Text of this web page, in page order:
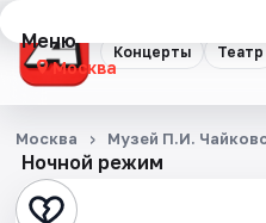
Концерты Театр
Меню
Москва
Концерты
Театр
Ночной режим
Москва Музей П.И.